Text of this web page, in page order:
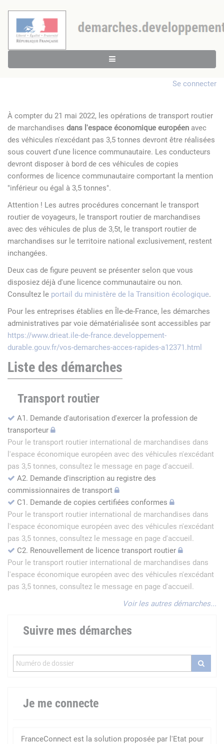
Se connecter
À compter du 21 mai 2022, les opérations de transport routier
de marchandises dans l'espace économique européen avec
des véhicules n'excédant pas 3,5 tonnes devront être réalisées
sous couvert d'une licence communautaire. Les conducteurs
devront disposer à bord de ces véhicules de copies
conformes de licence communautaire comportant la mention
"inférieur ou égal à 3,5 tonnes".
Attention ! Les autres procédures concernant le transport
routier de voyageurs, le transport routier de marchandises
avec des véhicules de plus de 3,5t, le transport routier de
marchandises sur le territoire national exclusivement, restent
inchangées.
Deux cas de figure peuvent se présenter selon que vous
disposiez déjà d'une licence communautaire ou non.
Consultez le portail du ministère de la Transition écologique.
Pour les entreprises établies en Île-de-France, les démarches
administratives par voie dématérialisée sont accessibles par
https://www.drieat.ile-de-france.developpement-
durable.gouv.fr/vos-demarches-acces-rapides-a12371.html
Liste des démarches
Transport routier
A1. Demande d'autorisation d'exercer la profession de
transporteur
Pour le transport routier international de marchandises dans
l'espace économique européen avec des véhicules n'excédant
pas 3,5 tonnes, consultez le message en page d'accueil.
A2. Demande d'inscription au registre des
commissionnaires de transport
C1. Demande de copies certifiées conformes
Pour le transport routier international de marchandises dans
l'espace économique européen avec des véhicules n'excédant
pas 3,5 tonnes, consultez le message en page d'accueil.
C2. Renouvellement de licence transport routier
Pour le transport routier international de marchandises dans
l'espace économique européen avec des véhicules n'excédant
pas 3,5 tonnes, consultez le message en page d'accueil.
Voir les autres démarches...
Suivre mes démarches
Je me connecte
FranceConnect est la solution proposée par l'Etat pour